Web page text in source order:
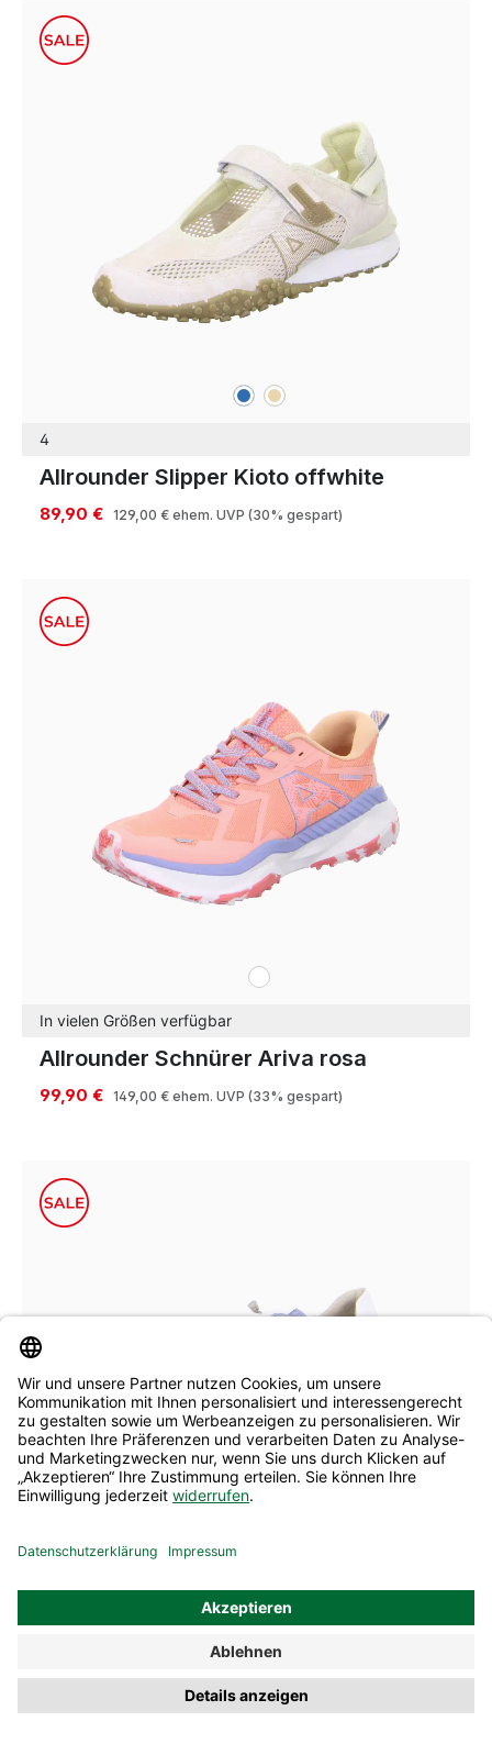
blau beige
4
Allrounder Slipper Kioto offwhite
89,90 € 129,00 € ehem. UVP (30% gespart)
weiß
In vielen Größen verfügbar
Allrounder Schnürer Ariva rosa
99,90 € 149,00 € ehem. UVP (33% gespart)
Farben rot
In vielen Größen verfügbar
Mephisto Schnürer Wanessa sea blue
139,90 € 189,00 €ehem. UVP(26% gespart)